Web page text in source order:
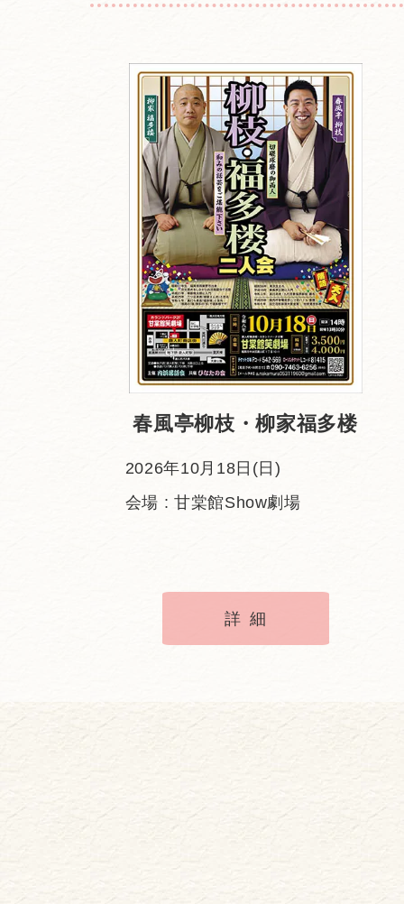
春風亭柳枝・柳家福多楼
2026年10月18日(日)
会場 : 甘棠館Show劇場
詳細